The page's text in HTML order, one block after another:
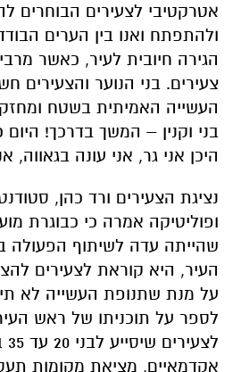
אטרקטיבי לצעירים הבוחרים
ולהתפתח ואנו בין הערים
הגירה חיובית לעיר, כאשר
צעירים. בני הנוער והצעירים
העשייה האמיתית בשטח
בני וקנין – המשך בדרכך!
היכן אני גר, אני עונה בגאווה,
נציגת הצעירים ורד כהן,
ופוליטיקה אמרה כי כבוגרת
שהייתה עדה לשיתוף הפעולה
העיר, היא קוראת לצעירים
על מנת שתנופת העשייה לא
לספר על תוכניתו של ראש
אקדמאיים, מציאת מקומות